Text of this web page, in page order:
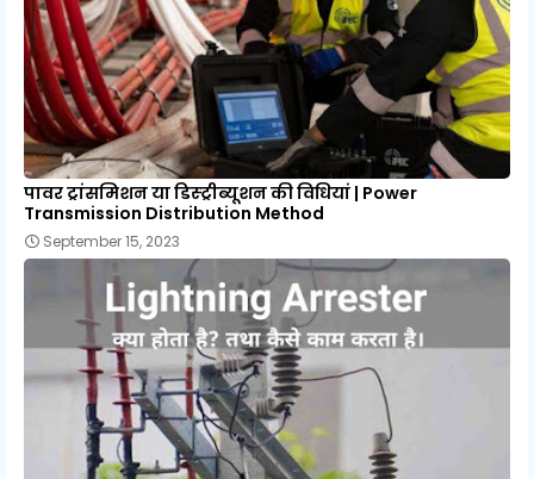
पावर ट्रांसमिशन या डिस्ट्रीब्यूशन की विधियां | Power
Transmission Distribution Method
September 15, 2023